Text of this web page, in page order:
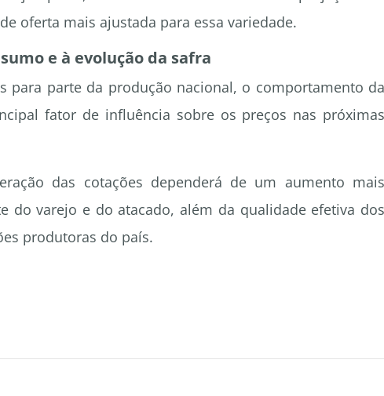
oferta mais ajustada para essa variedade.
e à evolução da safra
para parte da produção nacional, o comportamento da
fator de influência sobre os preços nas próximas
das cotações dependerá de um aumento mais
do varejo e do atacado, além da qualidade efetiva dos
produtoras do país.